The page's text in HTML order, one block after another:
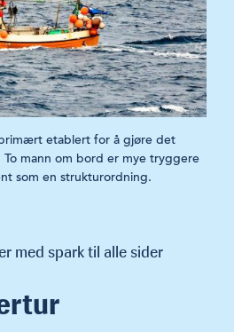
etablert for å gjøre det
To mann om bord er mye tryggere
som en strukturordning.
med spark til alle sider